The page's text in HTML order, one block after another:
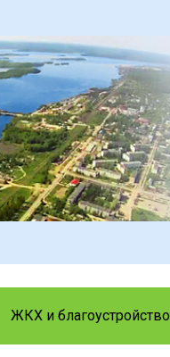
ЖКХ и благоустройство